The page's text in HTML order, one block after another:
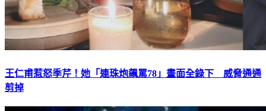
王仁甫惹怒季芹！她「連珠炮飆罵78」畫面全錄下 威脅通通
剪掉